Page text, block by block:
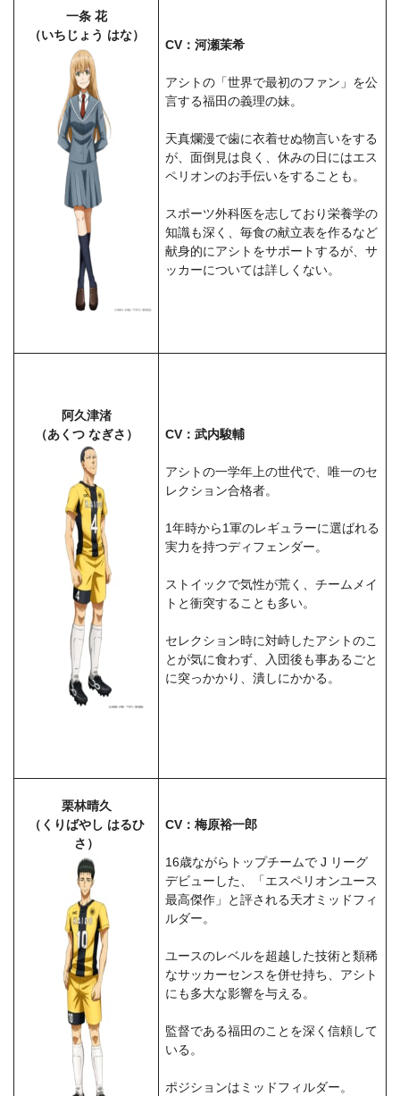
一条 花
（いちじょう はな）
CV：河瀬茉希
アシトの「世界で最初のファン」を公
言する福田の義理の妹。
天真爛漫で歯に衣着せぬ物言いをする
が、面倒見は良く、休みの日にはエス
ペリオンのお手伝いをすることも。
スポーツ外科医を志しており栄養学の
知識も深く、毎食の献立表を作るなど
献身的にアシトをサポートするが、サ
ッカーについては詳しくない。
阿久津渚
（あくつ なぎさ）
CV：武内駿輔
アシトの一学年上の世代で、唯一のセ
レクション合格者。
1年時から1軍のレギュラーに選ばれる
実力を持つディフェンダー。
ストイックで気性が荒く、チームメイ
トと衝突することも多い。
セレクション時に対峙したアシトのこ
とが気に食わず、入団後も事あるごと
に突っかかり、潰しにかかる。
栗林晴久
（くりばやし はるひ
さ）
CV：梅原裕一郎
16歳ながらトップチームで J リーグ
デビューした、「エスペリオンユース
最高傑作」と評される天才ミッドフィ
ルダー。
ユースのレベルを超越した技術と類稀
なサッカーセンスを併せ持ち、アシト
にも多大な影響を与える。
監督である福田のことを深く信頼して
いる。
ポジションはミッドフィルダー。